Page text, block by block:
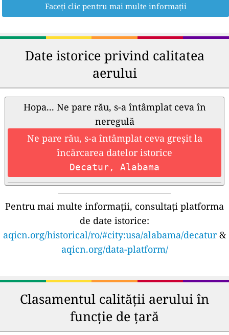
Faceți clic pentru mai multe informații
Date istorice privind calitatea
aerului
Hopa... Ne pare rău, s-a întâmplat ceva în
neregulă
Ne pare rău, s-a întâmplat ceva greșit la
încărcarea datelor istorice
Decatur, Alabama
Pentru mai multe informații, consultați platforma
de date istorice:
aqicn.org/historical/ro/#city:usa/alabama/decatur&
aqicn.org/data-platform/
Clasamentul calității aerului în
funcție de țară